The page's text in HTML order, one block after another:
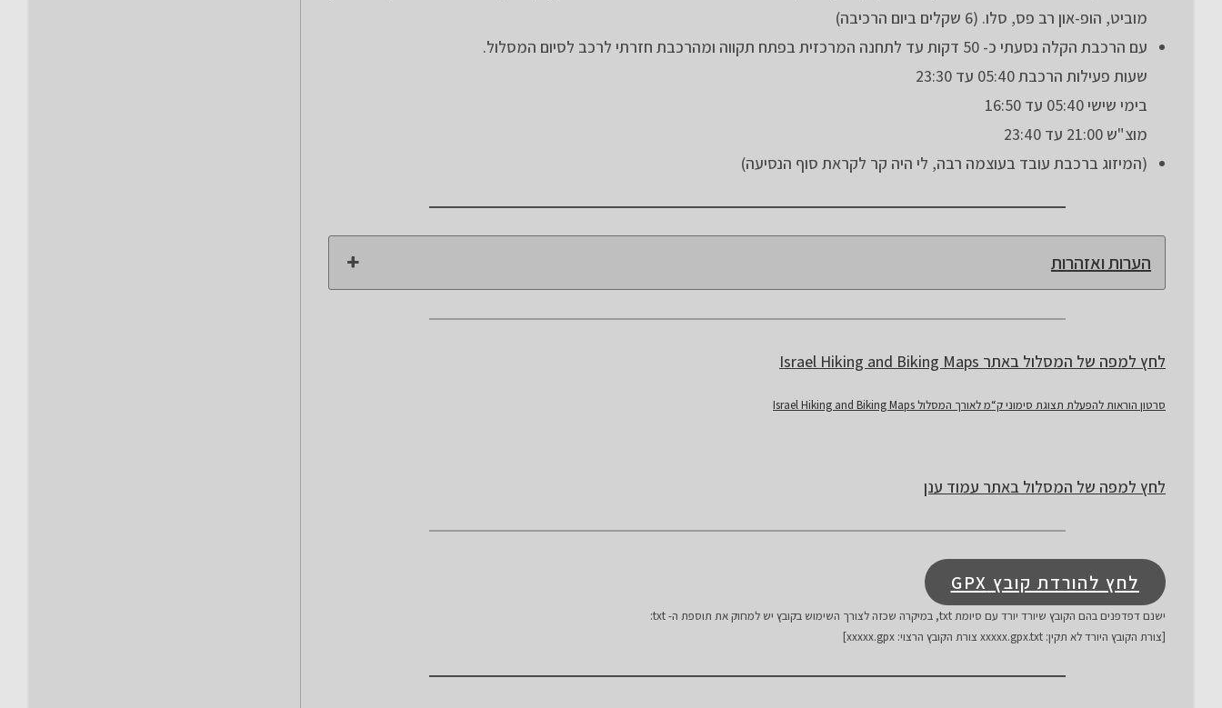
מוביט, הופ-און רב פס, סלו. (6 שקלים ביום הרכיבה)
עם הרכבת הקלה נסעתי כ- 50 דקות עד לתחנה המרכזית בפתח תקווה ומהרכבת חזרתי לרכב לסיום המסלול.
שעות פעילות הרכבת 05:40 עד 23:30
בימי שישי 05:40 עד 16:50
מוצ"ש 21:00 עד 23:40
(המיזוג ברכבת עובד בעוצמה רבה, לי היה קר לקראת סוף הנסיעה)
הערות ואזהרות
לחץ למפה של המסלול באתר Israel Hiking and Biking Maps
סרטון הוראות להפעלת תצוגת סימוני ק“מ לאורך המסלול Israel Hiking and Biking Maps
לחץ למפה של המסלול באתר עמוד ענן
לחץ להורדת קובץ GPX
ישנם דפדפנים בהם הקובץ שיורד יורד עם סיומת txt, במיקרה שכזה לצורך השימוש בקובץ יש למחוק את תוספת ה- txt:
[צורת הקובץ היורד לא תקין: xxxxx.gpx.txt צורת הקובץ הרצוי: xxxxx.gpx]